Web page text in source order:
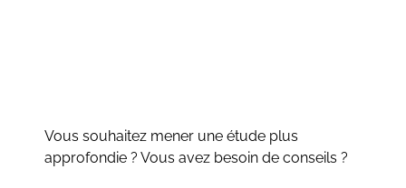
Vous souhaitez mener une étude plus
approfondie ? Vous avez besoin de conseils ?